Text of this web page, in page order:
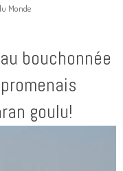
Monde
bouchonnée
goulu!